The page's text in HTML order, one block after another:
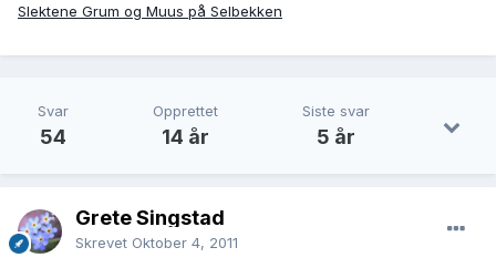
Slektene Grum og Muus på Selbekken
Svar
54
Opprettet
14 år
Siste svar
5 år
Grete Singstad
Skrevet Oktober 4, 2011